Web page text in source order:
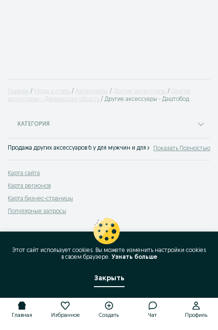
Главная Мода и стиль Аксессуары Другие аксессуары
Другие
аксессуары - Джизакская область
Другие аксессуары - Даштобод
КАТЕГОРИЯ
Продажа других аксессуаров б у для мужчин и для женщин на доске
Показать Полностью
Карта сайта
Карта регионов
Карта бизнес-страницы
Популярные запросы
Главная Избранное Создать Чат Профиль
Этот сайт использует cookies. Вы можете изменить настройки cookies
в своeм браузере. Узнать больше
Закрыть